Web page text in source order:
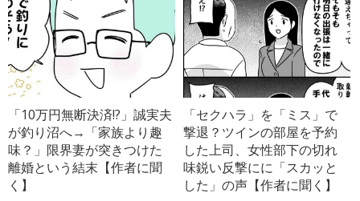
「10万円無断決済!?」誠実夫
が釣り沼へ→「家族より趣
味？」限界妻が突きつけた
離婚という結末【作者に聞
く】
「セクハラ」を「ミス」で
撃退？ツインの部屋を予約
した上司、女性部下の切れ
味鋭い反撃にに「スカッと
した」の声【作者に聞く】